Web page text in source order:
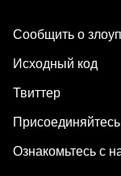
Сообщить о
Исходный код
Твиттер
Ознакомьтесь с